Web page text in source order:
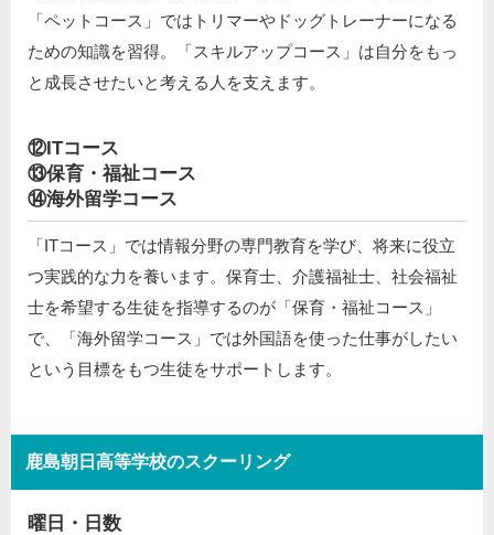
「ペットコース」ではトリマーやドッグトレーナーになる
ための知識を習得。「スキルアップコース」は自分をもっ
と成長させたいと考える人を支えます。
⑫ITコース
⑬保育・福祉コース
⑭海外留学コース
「ITコース」では情報分野の専門教育を学び、将来に役立
つ実践的な力を養います。保育士、介護福祉士、社会福祉
士を希望する生徒を指導するのが「保育・福祉コース」
で、「海外留学コース」では外国語を使った仕事がしたい
という目標をもつ生徒をサポートします。
鹿島朝日高等学校のスクーリング
曜日・日数